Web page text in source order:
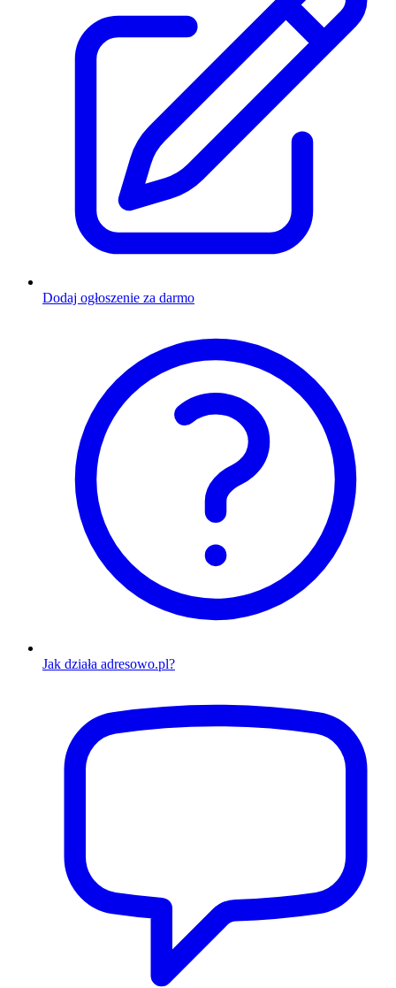
Dodaj ogłoszenie za darmo
Jak działa adresowo.pl?